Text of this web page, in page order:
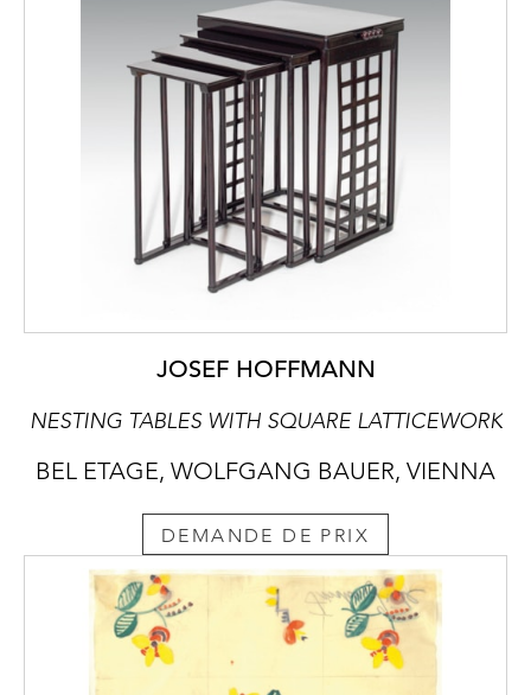
JOSEF HOFFMANN
NESTING TABLES WITH SQUARE LATTICEWORK
BEL ETAGE, WOLFGANG BAUER, VIENNA
DEMANDE DE PRIX